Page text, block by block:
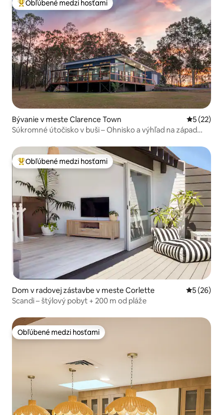
Najobľúbenejšie medzi hosťami
Obľúbené medzi hosťami
Bývanie v meste Clarence Town
5 (22)
Súkromné útočisko v buši – Ohnisko a výhľad na západ
Najobľúbenejšie medzi hosťami
Obľúbené medzi hosťami
Dom v radovej zástavbe v meste Corlette
5 (26)
Scandi – štýlový pobyt + 200 m od pláže
Obľúbené medzi hosťami
Obľúbené medzi hosťami